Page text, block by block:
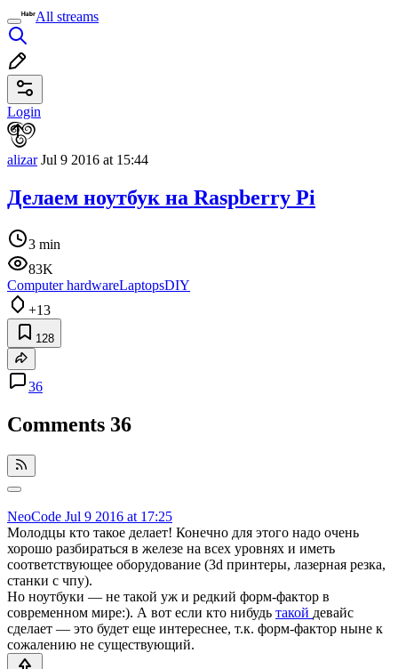
All streams
Login
alizarJul 9 2016 at 15:44
Делаем ноутбук на Raspberry Pi
3 min
83K
Computer hardwareLaptopsDIY
+13
128
36
Comments 36
NeoCode Jul 9 2016 at 17:25
Молодцы кто такое делает! Конечно для этого надо очень
хорошо разбираться в железе на всех уровнях и иметь
соответствующее оборудование (3d принтеры, лазерная резка,
станки с чпу).
Но ноутбуки — не такой уж и редкий форм-фактор в
современном мире:). А вот если кто нибудь такой девайс
сделает — это будет еще интереснее, т.к. форм-фактор ныне к
сожалению не существующий.